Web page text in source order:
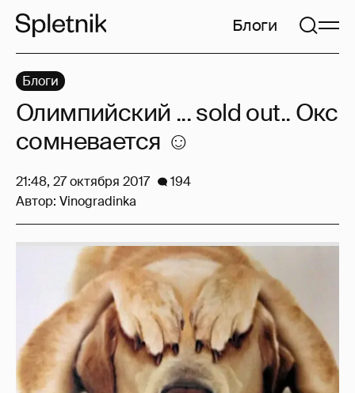
Блоги
Блоги
Олимпийский ... sold out.. Окс
сомневается ☺️
21:48, 27 октября 2017
194
Автор: Vinogradinka